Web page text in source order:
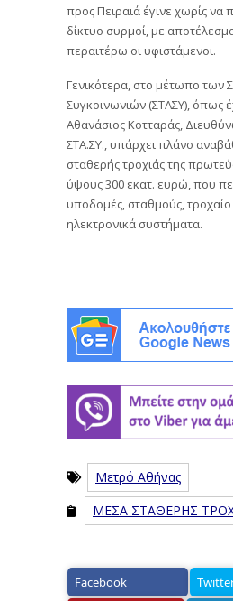
προς Πειραιά έγινε χωρίς να
δίκτυο συρμοί, με
περαιτέρω οι υφιστάμενοι.
Γενικότερα, στο μέτωπο των
Συγκοινωνιών (ΣΤΑΣΥ), όπως
Αθανάσιος Κοτταράς,
ΣΤΑ.ΣΥ., υπάρχει πλάνο
σταθερής τροχιάς της
ύψους 300 εκατ. ευρώ, που
υποδομές, σταθμούς, τροχαίο
ηλεκτρονικά συστήματα.
Μετρό Αθήνας
ΜΕΣΑ ΣΤΑΘΕΡΗΣ
Facebook